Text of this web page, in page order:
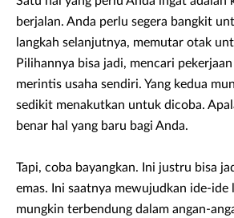
berjalan. Anda perlu segera bangkit
langkah selanjutnya, memutar otak
Pilihannya bisa jadi, mencari
merintis usaha sendiri. Yang kedua
sedikit menakutkan untuk dicoba.
benar hal yang baru bagi Anda.
Tapi, coba bayangkan. Ini justru bisa
emas. Ini saatnya mewujudkan ide-ide
mungkin terbendung dalam angan-